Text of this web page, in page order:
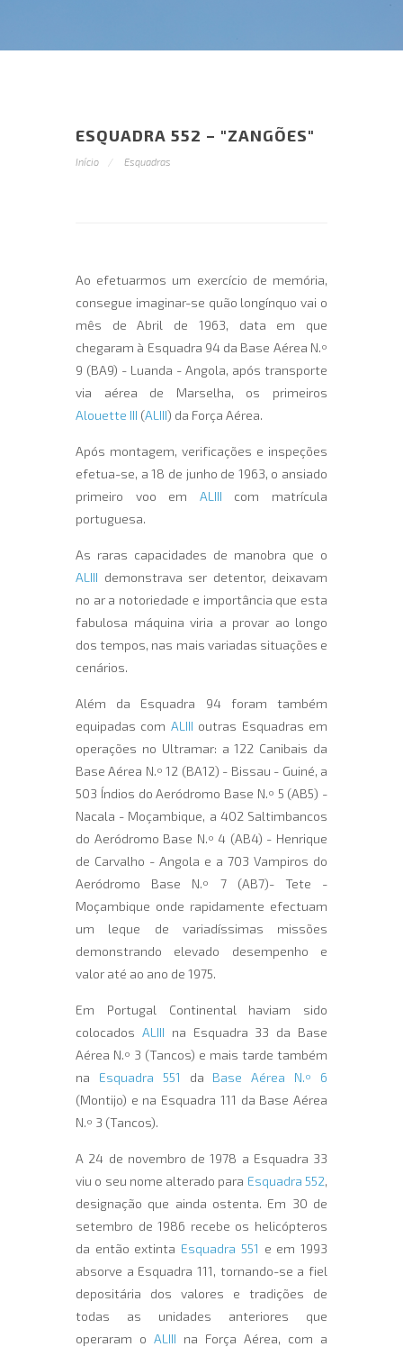
ESQUADRA 552 – "ZANGÕES"
Início Esquadras
Ao efetuarmos um exercício de memória,
consegue imaginar-se quão longínquo vai o
mês de Abril de 1963, data em que
chegaram à Esquadra 94 da Base Aérea N.º
9 (BA9) - Luanda - Angola, após transporte
via aérea de Marselha, os primeiros
Alouette III (ALIII) da Força Aérea.
Após montagem, verificações e inspeções
efetua-se, a 18 de junho de 1963, o ansiado
primeiro voo em ALIII com matrícula
portuguesa.
As raras capacidades de manobra que o
ALIII demonstrava ser detentor, deixavam
no ar a notoriedade e importância que esta
fabulosa máquina viria a provar ao longo
dos tempos, nas mais variadas situações e
cenários.
Além da Esquadra 94 foram também
equipadas com ALIII outras Esquadras em
operações no Ultramar: a 122 Canibais da
Base Aérea N.º 12 (BA12) - Bissau - Guiné, a
503 Índios do Aeródromo Base N.º 5 (AB5) -
Nacala - Moçambique, a 402 Saltimbancos
do Aeródromo Base N.º 4 (AB4) - Henrique
de Carvalho - Angola e a 703 Vampiros do
Aeródromo Base N.º 7 (AB7)- Tete -
Moçambique onde rapidamente efectuam
um leque de variadíssimas missões
demonstrando elevado desempenho e
valor até ao ano de 1975.
Em Portugal Continental haviam sido
colocados ALIII na Esquadra 33 da Base
Aérea N.º 3 (Tancos) e mais tarde também
na Esquadra 551 da Base Aérea N.º 6
(Montijo) e na Esquadra 111 da Base Aérea
N.º 3 (Tancos).
A 24 de novembro de 1978 a Esquadra 33
viu o seu nome alterado para Esquadra 552,
designação que ainda ostenta. Em 30 de
setembro de 1986 recebe os helicópteros
da então extinta Esquadra 551 e em 1993
absorve a Esquadra 111, tornando-se a fiel
depositária dos valores e tradições de
todas as unidades anteriores que
operaram o ALIII na Força Aérea, com a